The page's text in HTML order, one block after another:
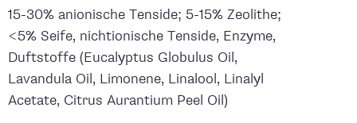
15-30% anionische Tenside; 5-15% Zeolithe;
<5% Seife, nichtionische Tenside, Enzyme,
Duftstoffe (Eucalyptus Globulus Oil,
Lavandula Oil, Limonene, Linalool, Linalyl
Acetate, Citrus Aurantium Peel Oil)